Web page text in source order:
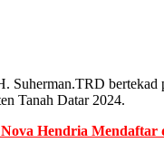
Suherman.TRD bertekad
Tanah Datar 2024.
Hendria Mendaftar